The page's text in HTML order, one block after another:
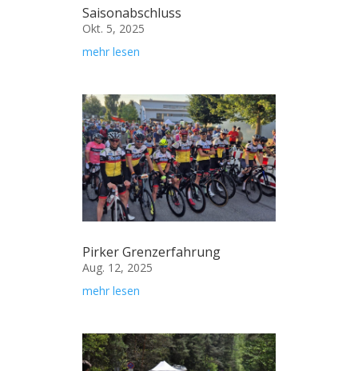
Saisonabschluss
Okt. 5, 2025
mehr lesen
Pirker Grenzerfahrung
Aug. 12, 2025
mehr lesen